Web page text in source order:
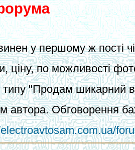
у першому ж пості
ціну, по можливості
"Продам шикарний
автора. Обговорення